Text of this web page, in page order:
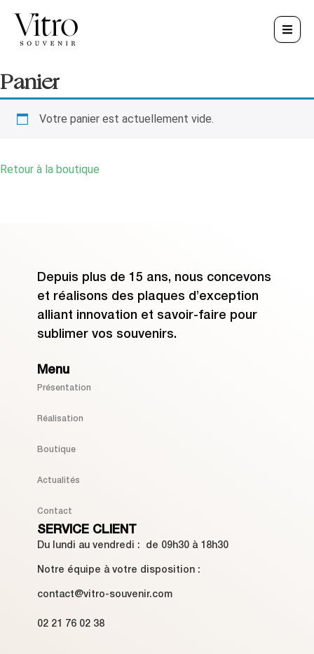
Panier
Votre panier est actuellement vide.
Retour à la boutique
Depuis plus de 15 ans, nous concevons
et réalisons des plaques d’exception
alliant innovation et savoir-faire pour
sublimer vos souvenirs.
Menu
Présentation
Réalisation
Boutique
Actualités
Contact
SERVICE CLIENT
Du lundi au vendredi : de 09h30 à 18h30
Notre équipe à votre disposition :
contact@vitro-souvenir.com
02 21 76 02 38